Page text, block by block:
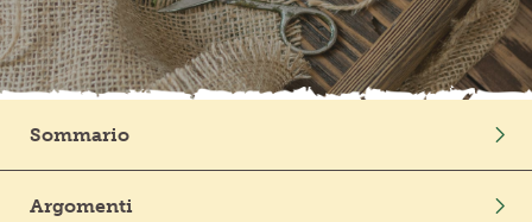
Frutta in pezzi
Polpe di frutta
Sommario
Argomenti